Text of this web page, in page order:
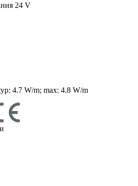
24 V
4.7 W/m; max: 4.8 W/m